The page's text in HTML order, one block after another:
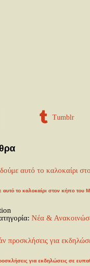
Tumblr
αυτό το καλοκαίρι στον κήπο του
Νέα &
για εκδηλώσεις σε